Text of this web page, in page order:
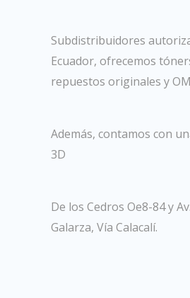
Subdistribuidores
Ecuador, ofrecemos
repuestos originales y
Además, contamos con
3D
De los Cedros Oe8-84 y
Galarza, Vía Calacalí.